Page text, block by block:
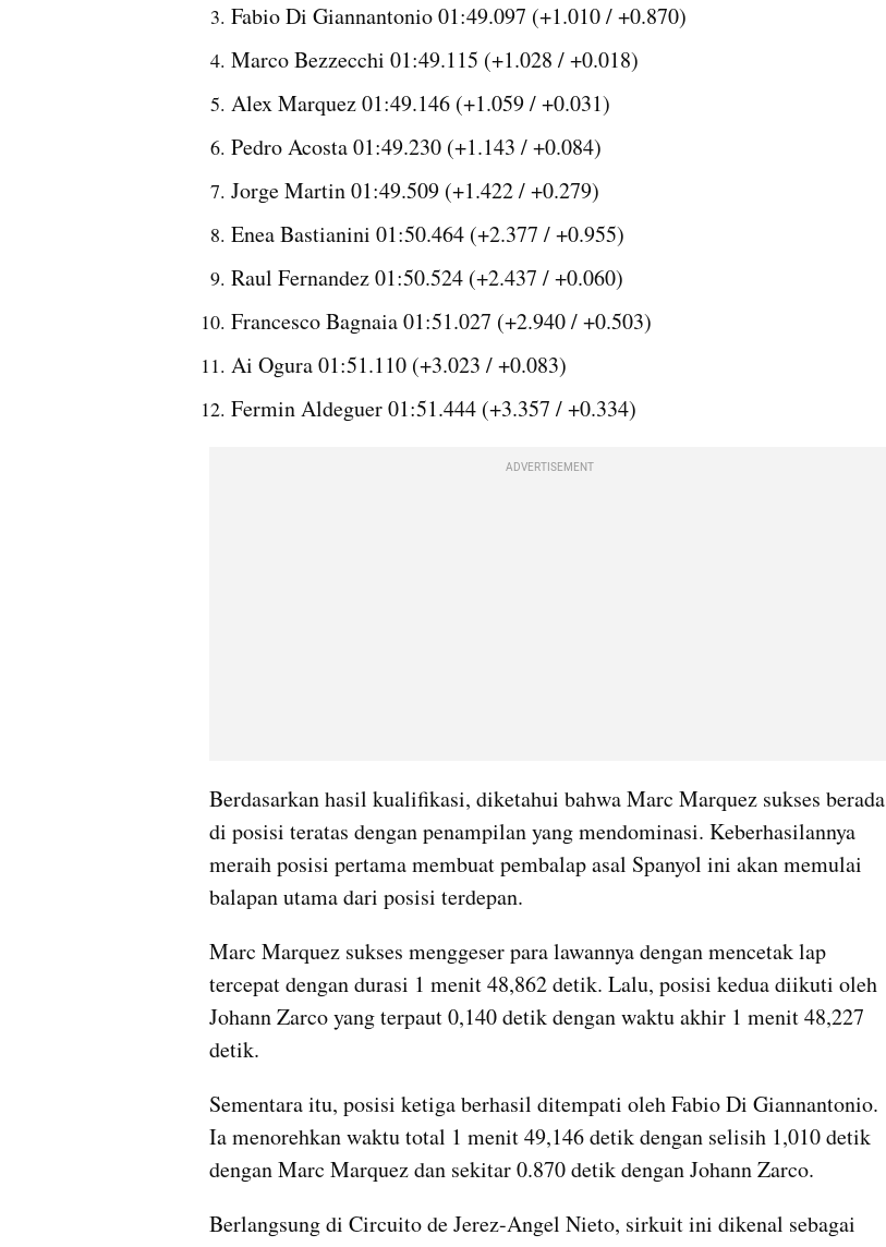
Fabio Di Giannantonio 01:49.097 (+1.010 / +0.870)
Marco Bezzecchi 01:49.115 (+1.028 / +0.018)
Alex Marquez 01:49.146 (+1.059 / +0.031)
Pedro Acosta 01:49.230 (+1.143 / +0.084)
Jorge Martin 01:49.509 (+1.422 / +0.279)
Enea Bastianini 01:50.464 (+2.377 / +0.955)
Raul Fernandez 01:50.524 (+2.437 / +0.060)
Francesco Bagnaia 01:51.027 (+2.940 / +0.503)
Ai Ogura 01:51.110 (+3.023 / +0.083)
Fermin Aldeguer 01:51.444 (+3.357 / +0.334)
ADVERTISEMENT
Berdasarkan hasil kualifikasi, diketahui bahwa Marc Marquez sukses berada
di posisi teratas dengan penampilan yang mendominasi. Keberhasilannya
meraih posisi pertama membuat pembalap asal Spanyol ini akan memulai
balapan utama dari posisi terdepan.
Marc Marquez sukses menggeser para lawannya dengan mencetak lap
tercepat dengan durasi 1 menit 48,862 detik. Lalu, posisi kedua diikuti oleh
Johann Zarco yang terpaut 0,140 detik dengan waktu akhir 1 menit 48,227
detik.
Sementara itu, posisi ketiga berhasil ditempati oleh Fabio Di Giannantonio.
Ia menorehkan waktu total 1 menit 49,146 detik dengan selisih 1,010 detik
dengan Marc Marquez dan sekitar 0.870 detik dengan Johann Zarco.
Berlangsung di Circuito de Jerez-Angel Nieto, sirkuit ini dikenal sebagai